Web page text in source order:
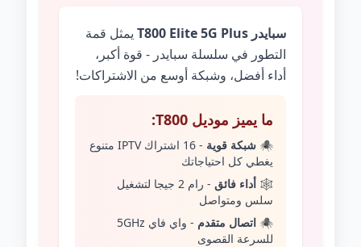
سبايدر T800 Elite 5G Plus
يمثل قمة
التطور في سلسلة سبايدر - قوة أكبر،
أداء أفضل، وشبكة أوسع من الاشتراكات!
ما يميز موديل T800:
🕷️ شبكة قوية
- 16 اشتراك IPTV متنوع
يغطي كل احتياجاتك
🕸️ أداء فائق
- رام 2 جيجا لتشغيل
سلس ومتواصل
🕷️ اتصال متقدم
- واي فاي 5GHz
للسرعة القصوى